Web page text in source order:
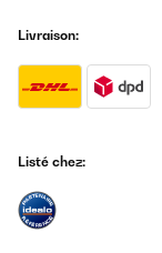
Amazon-Benutzer
Livraison:
Listé chez: